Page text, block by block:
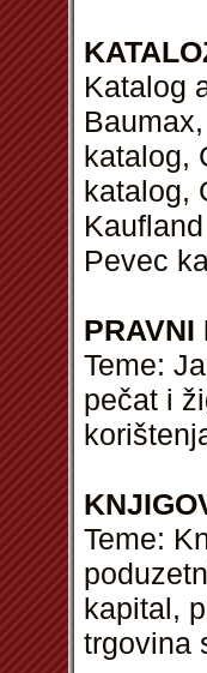
Katalog
katalog,
katalog,
Pevec
PRAVNI
Teme:
pečat i
Teme:
kapital,
trgovina